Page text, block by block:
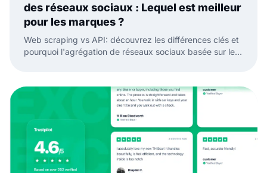
des réseaux sociaux : Lequel est meilleur
pour les marques ?
Web scraping vs API: découvrez les différences clés et
pourquoi l'agrégation de réseaux sociaux basée sur les